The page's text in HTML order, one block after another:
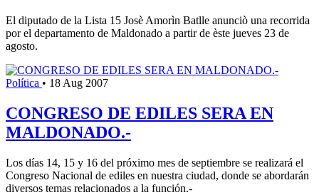
El diputado de la Lista 15 Josè Amorìn Batlle anunciò una recorrida
por el departamento de Maldonado a partir de èste jueves 23 de
agosto.
Política • 18 Aug 2007
CONGRESO DE EDILES SERA EN
MALDONADO.-
Los días 14, 15 y 16 del próximo mes de septiembre se realizará el
Congreso Nacional de ediles en nuestra ciudad, donde se abordarán
diversos temas relacionados a la función.-